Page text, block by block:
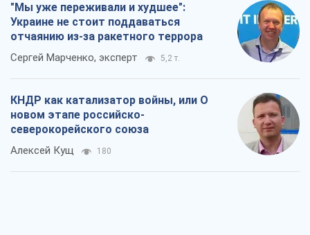
"Мы уже переживали и худшее":
Украине не стоит поддаваться
отчаянию из-за ракетного террора
Сергей Марченко, эксперт 5,2 т.
КНДР как катализатор войны, или О
новом этапе российско-
северокорейского союза
Алексей Кущ 180